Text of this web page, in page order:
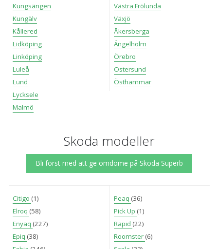
Kungsängen
Kungälv
Kållered
Lidköping
Linköping
Luleå
Lund
Lycksele
Malmö
Västra Frölunda
Växjö
Åkersberga
Ängelholm
Örebro
Östersund
Östhammar
Skoda modeller
Bli först med att ge omdöme på Skoda Superb
Citigo (1)
Elroq (58)
Enyaq (227)
Epiq (38)
Peaq (36)
Pick Up (1)
Rapid (22)
Roomster (6)